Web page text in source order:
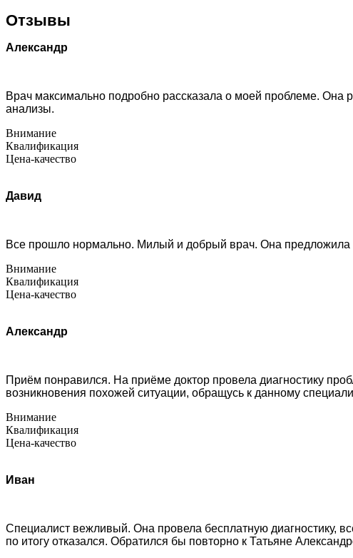
Отзывы
Александр
Врач максимально подробно рассказала о моей проблеме. Она
анализы.
Внимание
Квалификация
Цена-качество
Давид
Все прошло нормально. Милый и добрый врач. Она
Внимание
Квалификация
Цена-качество
Александр
Приём понравился. На приёме доктор провела диагностику
возникновения похожей ситуации, обращусь к данному
Внимание
Квалификация
Цена-качество
Иван
Специалист вежливый. Она провела бесплатную диагностику,
по итогу отказался. Обратился бы повторно к Татьяне